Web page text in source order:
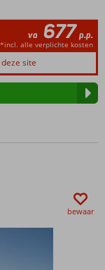
va 677 p.p.
*incl. alle verplichte kosten
site
bewaar